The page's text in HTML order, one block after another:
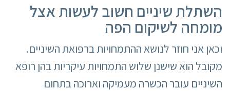
השתלת שיניים חשוב לעשות אצל
מומחה לשיקום הפה
וכאן אני חוזר לנושא ההתמחויות ברפואת השיניים.
מקובל הוא שישנן שלוש התמחויות עיקריות בהן רופא
השיניים עובר הכשרה מעמיקה וארוכה בתחום